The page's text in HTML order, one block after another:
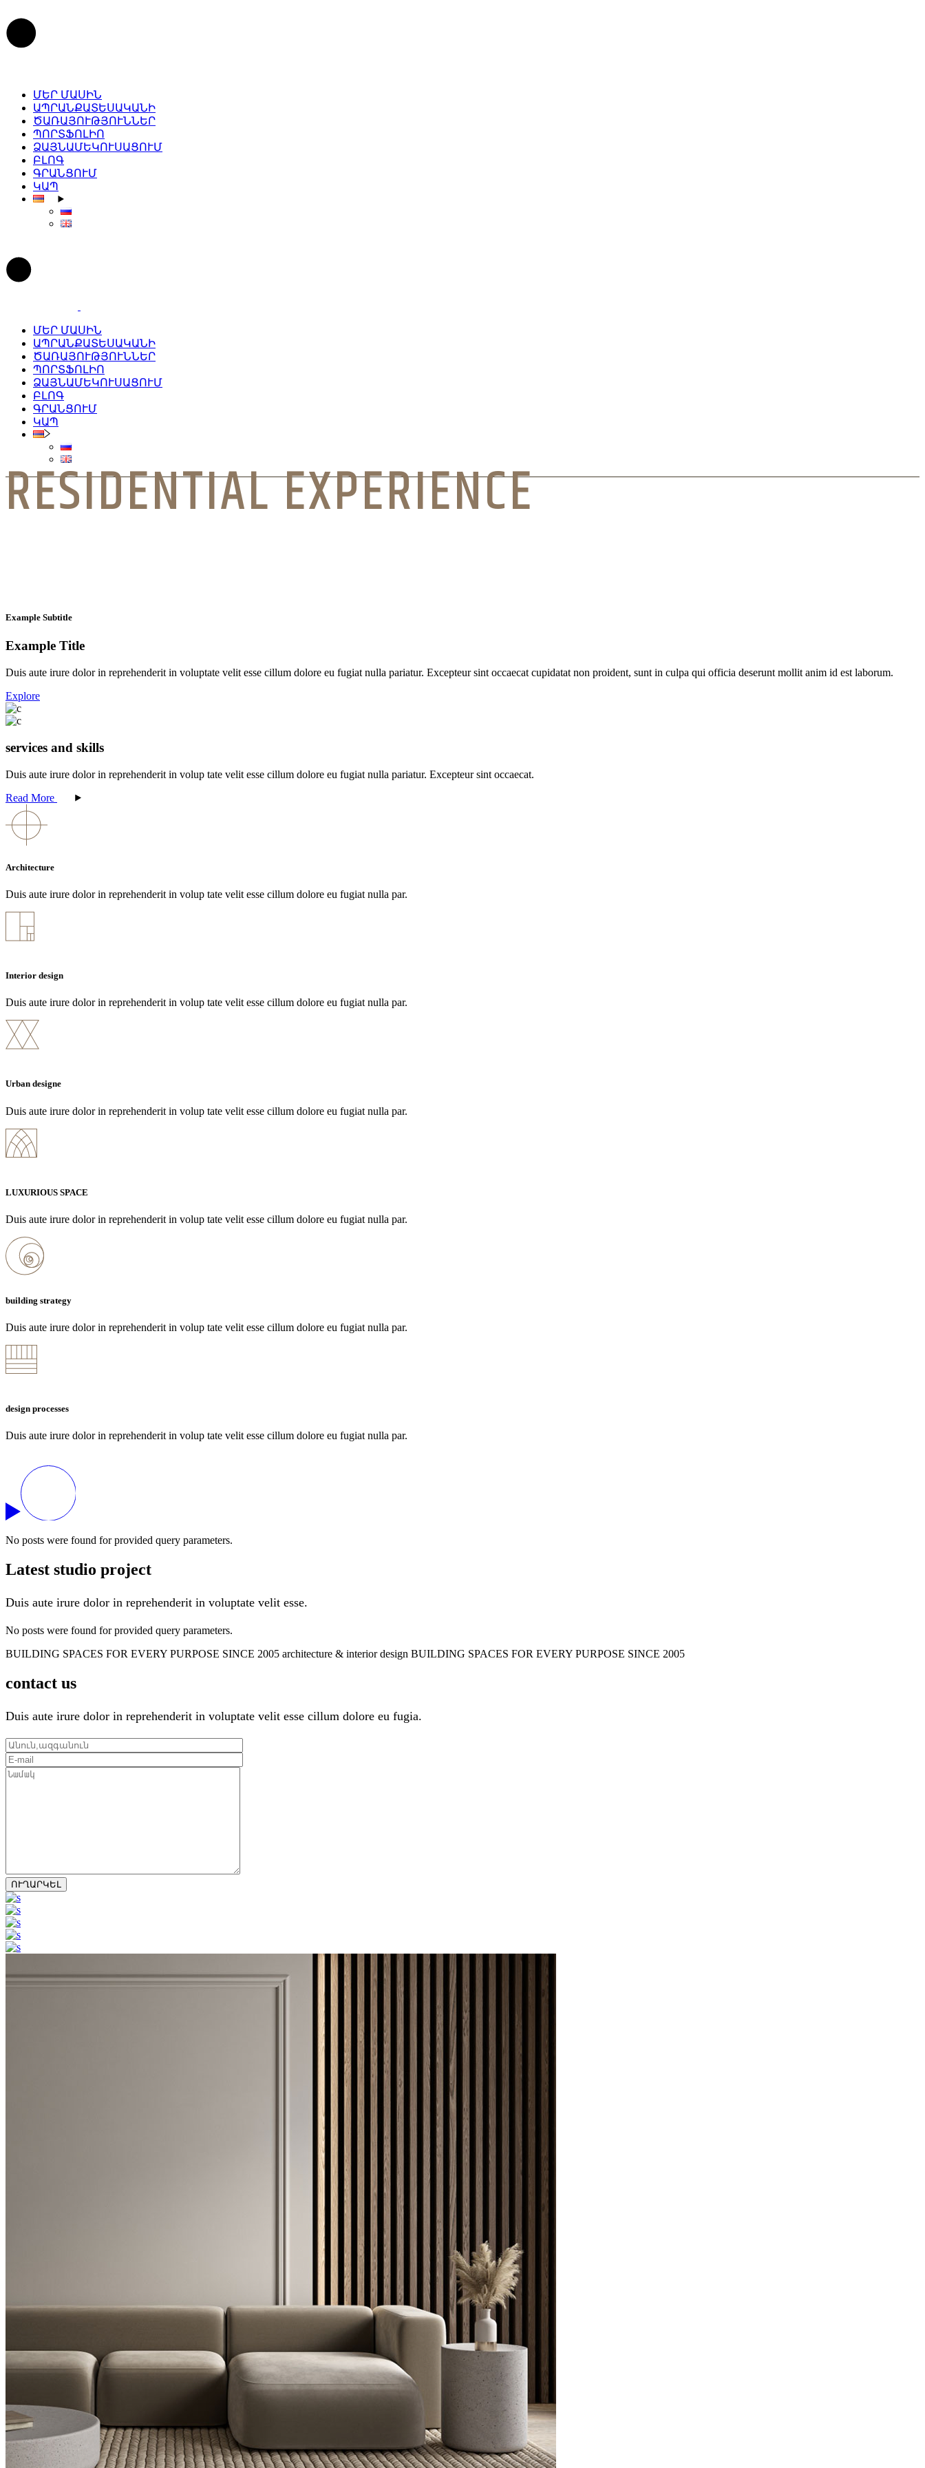
to
the
content
ՄԵՐ ՄԱՍԻՆ
ԱՊՐԱՆՔԱՏԵՍԱԿԱՆԻ
ԾԱՌԱՅՈՒԹՅՈՒՆՆԵՐ
ՊՈՐՏՖՈԼԻՈ
ՁԱՅՆԱՄԵԿՈՒՍԱՑՈՒՄ
ԲԼՈԳ
ԳՐԱՆՑՈՒՄ
ԿԱՊ
ՄԵՐ ՄԱՍԻՆ
ԱՊՐԱՆՔԱՏԵՍԱԿԱՆԻ
ԾԱՌԱՅՈՒԹՅՈՒՆՆԵՐ
ՊՈՐՏՖՈԼԻՈ
ՁԱՅՆԱՄԵԿՈՒՍԱՑՈՒՄ
ԲԼՈԳ
ԳՐԱՆՑՈՒՄ
ԿԱՊ
RESIDENTIAL EXPERIENCE
Example Subtitle
Example Title
Duis aute irure dolor in reprehenderit in voluptate velit esse cillum dolore eu fugiat nulla pariatur. Excepteur sint occaecat cupidatat non proident, sunt in culpa qui officia deserunt mollit anim id est laborum.
Explore
services and skills
Duis aute irure dolor in reprehenderit in volup tate velit esse cillum dolore eu fugiat nulla pariatur. Excepteur sint occaecat.
Read More
Architecture
Duis aute irure dolor in reprehenderit in volup tate velit esse cillum dolore eu fugiat nulla par.
Interior design
Duis aute irure dolor in reprehenderit in volup tate velit esse cillum dolore eu fugiat nulla par.
Urban designe
Duis aute irure dolor in reprehenderit in volup tate velit esse cillum dolore eu fugiat nulla par.
LUXURIOUS SPACE
Duis aute irure dolor in reprehenderit in volup tate velit esse cillum dolore eu fugiat nulla par.
building strategy
Duis aute irure dolor in reprehenderit in volup tate velit esse cillum dolore eu fugiat nulla par.
design processes
Duis aute irure dolor in reprehenderit in volup tate velit esse cillum dolore eu fugiat nulla par.
No posts were found for provided query parameters.
Latest studio project
Duis aute irure dolor in reprehenderit in voluptate velit esse.
No posts were found for provided query parameters.
BUILDING SPACES FOR EVERY PURPOSE SINCE 2005 architecture & interior design BUILDING SPACES FOR EVERY PURPOSE SINCE 2005
contact us
Duis aute irure dolor in reprehenderit in voluptate velit esse cillum dolore eu fugia.
ՈՒՂԱՐԿԵԼ